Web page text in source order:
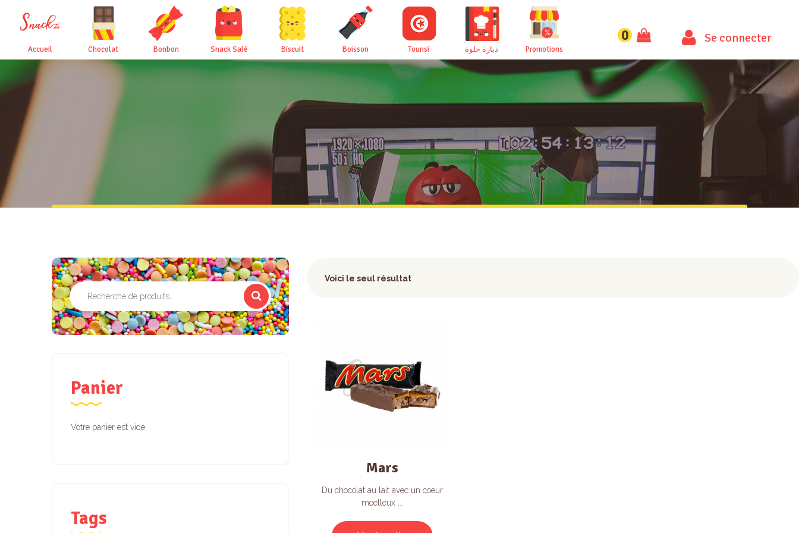
Accueil Chocolat Bonbon Snack Salé Biscuit Boisson Tounsi دبارة حلوة Promotions
0 Se connecter
Voici le seul résultat
Mars
Du chocolat au lait avec un coeur
moelleux ...
Recherche
pour :
Panier
Votre panier est vide.
Tags